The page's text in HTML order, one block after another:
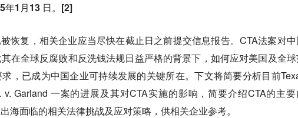
年1月13 日。 [2]
恢复，相关企业应当尽快在截止日之前提交信息报告。CTA法案对中
在全球反腐败和反洗钱法规日益严格的背景下，如何应对美国及全
，已成为中国企业可持续发展的关键所在。下文将简要分析目前
v. Garland 一案的进展及其对CTA实施的影响，简要介绍CTA的主要
海面临的相关法律挑战及应对策略，供相关企业参考。